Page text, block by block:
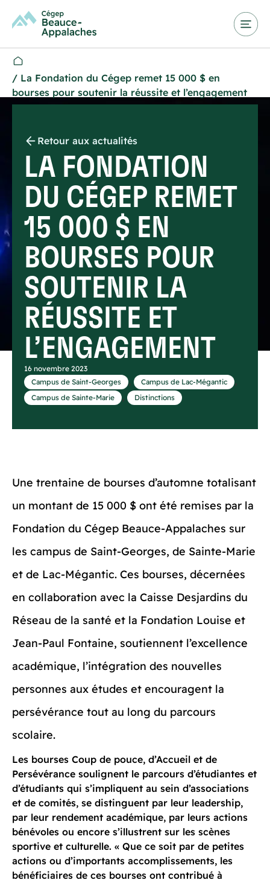
/ La Fondation du Cégep remet 15 000 $ en
bourses pour soutenir la réussite et l’engagement
Retour aux actualités
LA FONDATION
DU CÉGEP REMET
15 000 $ EN
BOURSES POUR
SOUTENIR LA
RÉUSSITE ET
L’ENGAGEMENT
16 novembre 2023
Campus de Saint-Georges
, Campus de Lac-Mégantic ,
Campus de Sainte-Marie , Distinctions
Une trentaine de bourses d’automne totalisant
un montant de 15 000 $ ont été remises par la
Fondation du Cégep Beauce-Appalaches sur
les campus de Saint-Georges, de Sainte-Marie
et de Lac-Mégantic. Ces bourses, décernées
en collaboration avec la Caisse Desjardins du
Réseau de la santé et la Fondation Louise et
Jean-Paul Fontaine, soutiennent l’excellence
académique, l’intégration des nouvelles
personnes aux études et encouragent la
persévérance tout au long du parcours
scolaire.
Les bourses Coup de pouce, d’Accueil et de
Persévérance soulignent le parcours d’étudiantes et
d’étudiants qui s’impliquent au sein d’associations
et de comités, se distinguent par leur leadership,
par leur rendement académique, par leurs actions
bénévoles ou encore s’illustrent sur les scènes
sportive et culturelle. « Que ce soit par de petites
actions ou d’importants accomplissements, les
bénéficiaires de ces bourses ont contribué à